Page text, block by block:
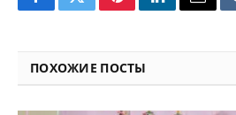
FacebookTwitterPinterestLinkedInEmail
ПОХОЖИЕ ПОСТЫ